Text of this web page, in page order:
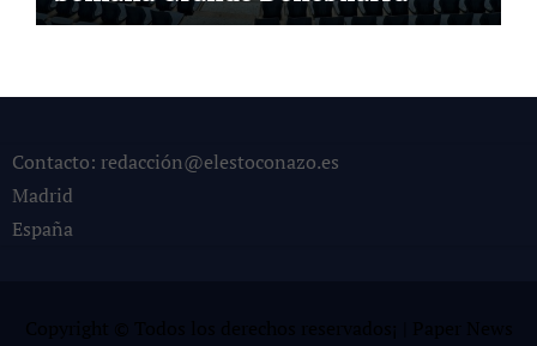
Contacto: redacción@elestoconazo.es
Madrid
España